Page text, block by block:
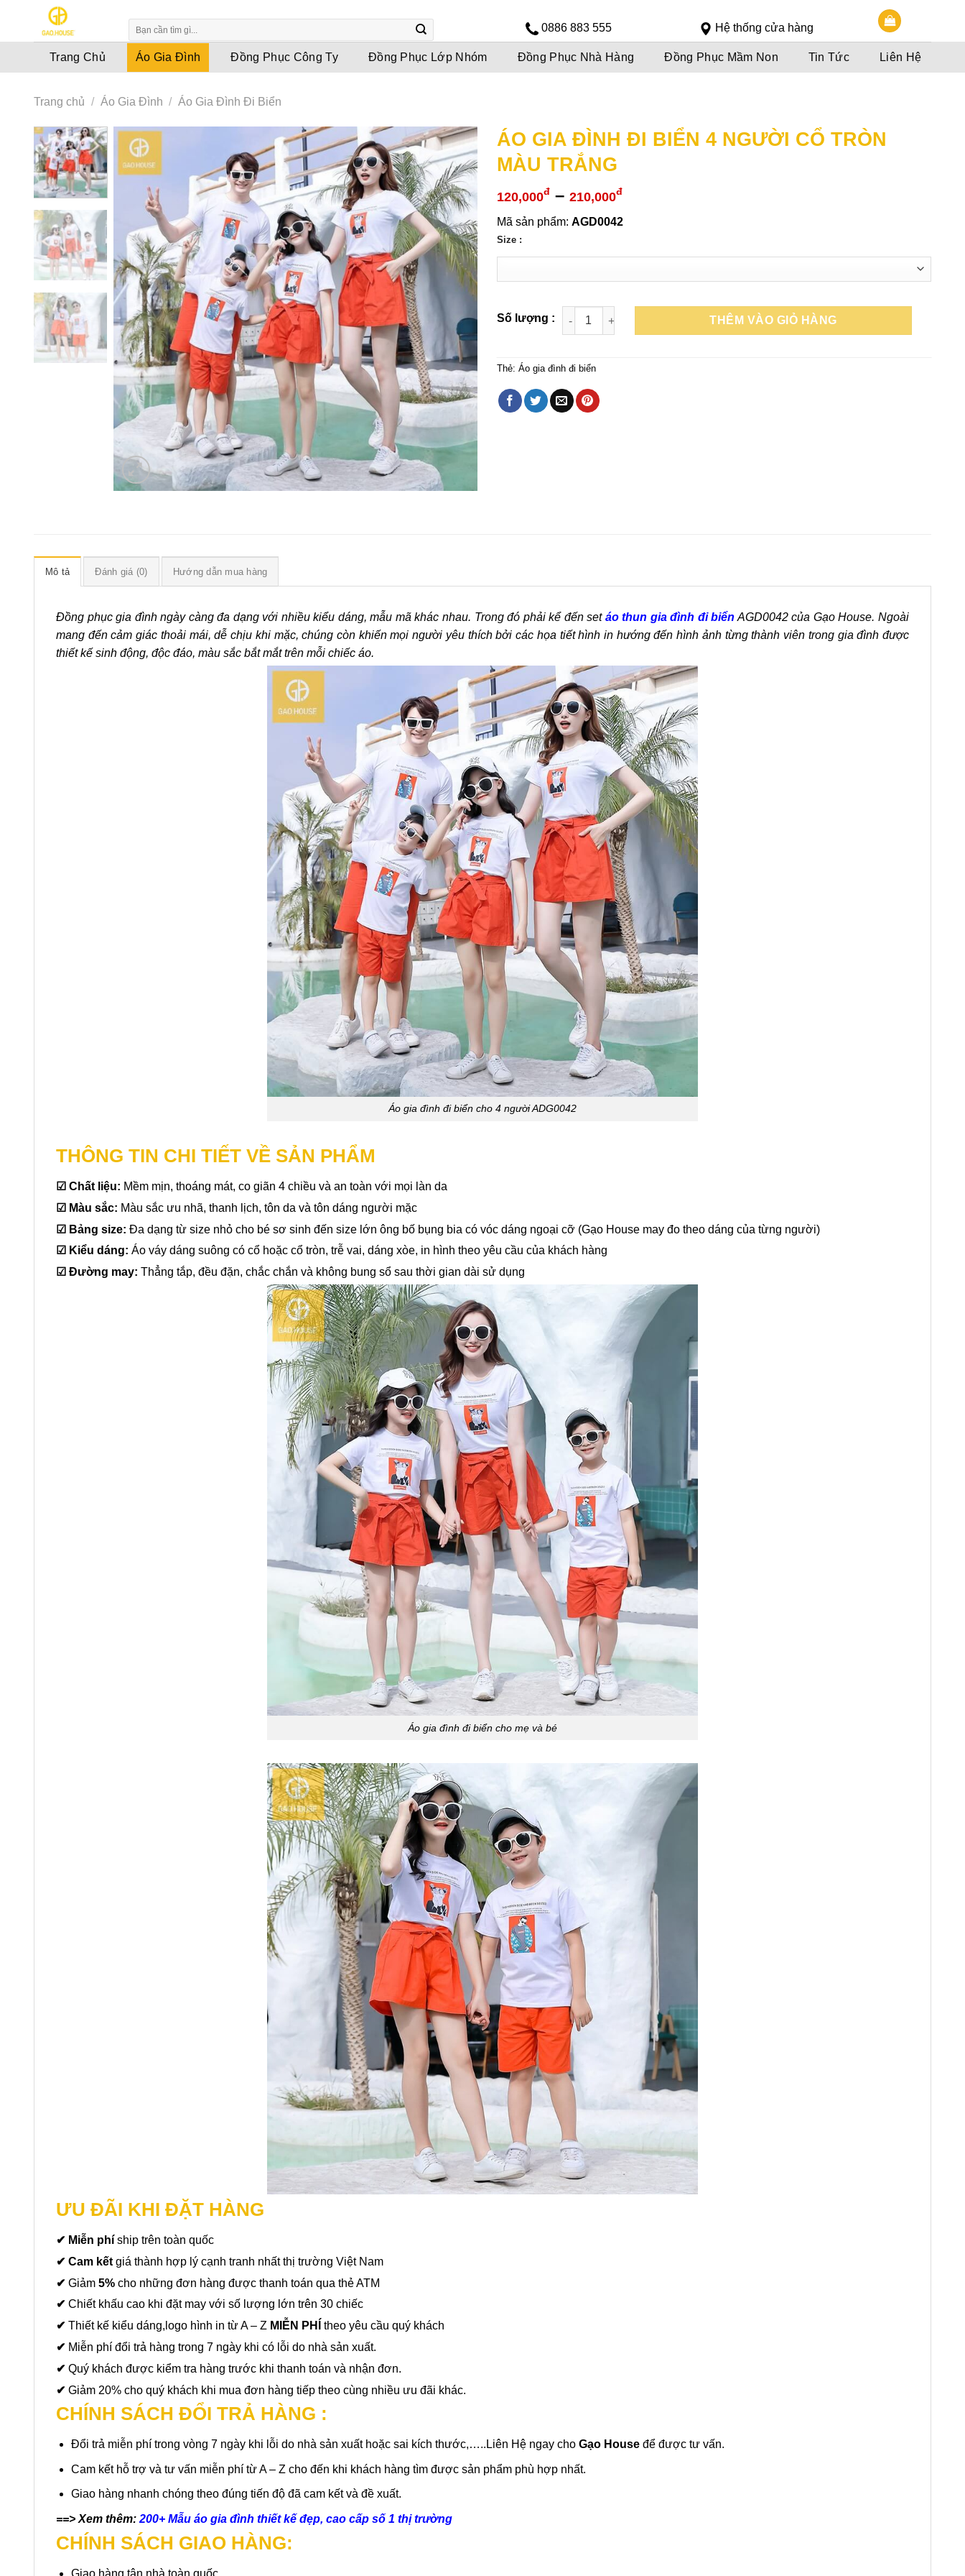
content
0886 883 555 Hệ thống cửa hàng
Trang Chủ Áo Gia Đình Đồng Phục Công Ty Đồng Phục Lớp Nhóm Đồng Phục Nhà Hàng Đồng Phục Mầm Non Tin Tức Liên Hệ
Trang chủ / Áo Gia Đình / Áo Gia Đình Đi Biển
ÁO GIA ĐÌNH ĐI BIỂN 4 NGƯỜI CỔ TRÒN
MÀU TRẮNG
120,000đ – 210,000đKhoảng
từ
đến
210,000đ
Mã sản phẩm: AGD0042
Size :
THÊM VÀO GIỎ HÀNG
Thẻ: Áo gia đình đi biển
Mô tả Đánh giá (0) Hướng dẫn mua hàng
Đồng phục gia đình ngày càng đa dạng với nhiều kiểu dáng, mẫu mã khác nhau. Trong đó phải kể đến set áo thun gia đình đi biển AGD0042 của Gạo House. Ngoài
mang đến cảm giác thoải mái, dễ chịu khi mặc, chúng còn khiến mọi người yêu thích bởi các họa tiết hình in hướng đến hình ảnh từng thành viên trong gia đình được
thiết kế sinh động, độc đáo, màu sắc bắt mắt trên mỗi chiếc áo.
Áo gia đình đi biển cho 4 người ADG0042
THÔNG TIN CHI TIẾT VỀ SẢN PHẨM
☑ Chất liệu: Mềm mịn, thoáng mát, co giãn 4 chiều và an toàn với mọi làn da
☑ Màu sắc: Màu sắc ưu nhã, thanh lịch, tôn da và tôn dáng người mặc
☑ Bảng size: Đa dạng từ size nhỏ cho bé sơ sinh đến size lớn ông bố bụng bia có vóc dáng ngoại cỡ (Gạo House may đo theo dáng của từng người)
☑ Kiểu dáng: Áo váy dáng suông có cổ hoặc cổ tròn, trễ vai, dáng xòe, in hình theo yêu cầu của khách hàng
☑ Đường may: Thẳng tắp, đều đặn, chắc chắn và không bung sổ sau thời gian dài sử dụng
Áo gia đình đi biển cho mẹ và bé
ƯU ĐÃI KHI ĐẶT HÀNG
✔ Miễn phí ship trên toàn quốc
✔ Cam kết giá thành hợp lý cạnh tranh nhất thị trường Việt Nam
✔ Giảm 5% cho những đơn hàng được thanh toán qua thẻ ATM
✔ Chiết khấu cao khi đặt may với số lượng lớn trên 30 chiếc
✔ Thiết kế kiểu dáng,logo hình in từ A – Z MIỄN PHÍ theo yêu cầu quý khách
✔ Miễn phí đổi trả hàng trong 7 ngày khi có lỗi do nhà sản xuất.
✔ Quý khách được kiểm tra hàng trước khi thanh toán và nhận đơn.
✔ Giảm 20% cho quý khách khi mua đơn hàng tiếp theo cùng nhiều ưu đãi khác.
CHÍNH SÁCH ĐỔI TRẢ HÀNG :
Đổi trả miễn phí trong vòng 7 ngày khi lỗi do nhà sản xuất hoặc sai kích thước,…..Liên Hệ ngay cho Gạo Houseđể được tư vấn.
Cam kết hỗ trợ và tư vấn miễn phí từ A – Z cho đến khi khách hàng tìm được sản phẩm phù hợp nhất.
Giao hàng nhanh chóng theo đúng tiến độ đã cam kết và đề xuất.
==> Xem thêm: 200+ Mẫu áo gia đình thiết kế đẹp, cao cấp số 1 thị trường
CHÍNH SÁCH GIAO HÀNG:
Giao hàng tận nhà toàn quốc.